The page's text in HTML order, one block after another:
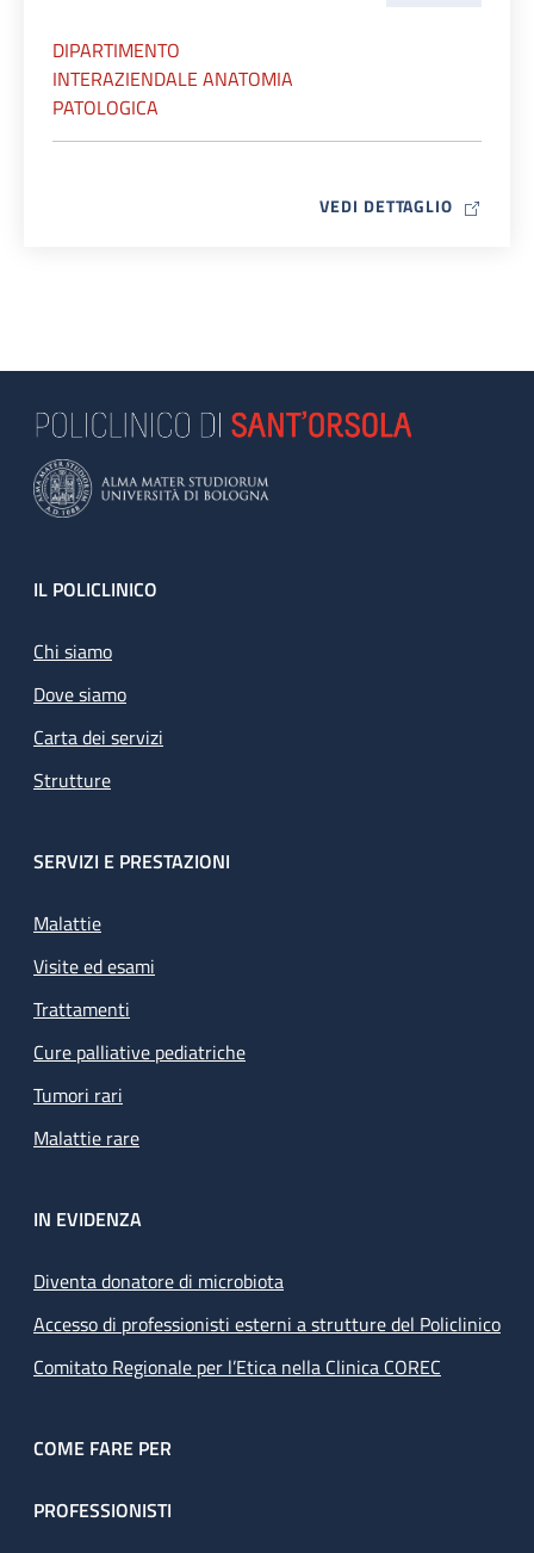
DIPARTIMENTO
INTERAZIENDALE ANATOMIA
PATOLOGICA
VEDI DETTAGLIO MAP ICON
Footer
IL POLICLINICO
Chi siamo
Dove siamo
Carta dei servizi
Strutture
SERVIZI E PRESTAZIONI
Malattie
Visite ed esami
Trattamenti
Cure palliative pediatriche
Tumori rari
Malattie rare
IN EVIDENZA
Diventa donatore di microbiota
Accesso di professionisti esterni a strutture del Policlinico
Comitato Regionale per l’Etica nella Clinica COREC
COME FARE PER
PROFESSIONISTI